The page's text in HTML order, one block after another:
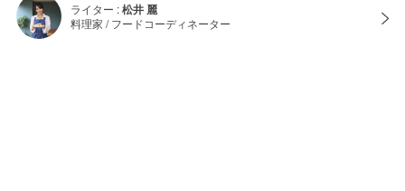
ライター :松井 麗
料理家 / フードコーディネーター